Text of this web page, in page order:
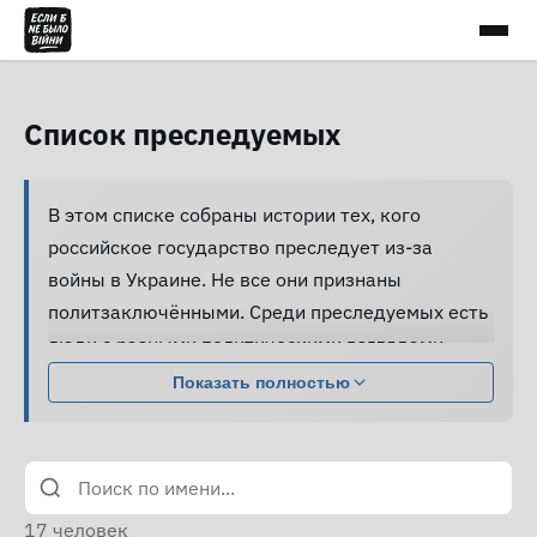
Список преследуемых
В этом списке собраны истории тех, кого
российское государство преследует из-за
войны в Украине. Не все они признаны
политзаключёнными. Среди преследуемых есть
люди с разными политическими взглядами,
совершившие разные поступки.
жестокому обращению и пыткам, принуждаются
к признанию вины и не получают нормальной
юридической помощи, а правозащитники не
Показать полностью
17 человек